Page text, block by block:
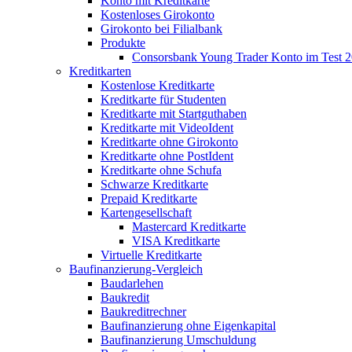
Kostenloses Girokonto
Girokonto bei Filialbank
Produkte
Consorsbank Young Trader Konto im Test
Kreditkarten
Kostenlose Kreditkarte
Kreditkarte für Studenten
Kreditkarte mit Startguthaben
Kreditkarte mit VideoIdent
Kreditkarte ohne Girokonto
Kreditkarte ohne PostIdent
Kreditkarte ohne Schufa
Schwarze Kreditkarte
Prepaid Kreditkarte
Kartengesellschaft
Mastercard Kreditkarte
VISA Kreditkarte
Virtuelle Kreditkarte
Baufinanzierung-Vergleich
Baudarlehen
Baukredit
Baukreditrechner
Baufinanzierung ohne Eigenkapital
Baufinanzierung Umschuldung